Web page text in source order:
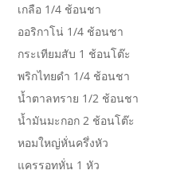
เกลือ 1/4 ช้อนชา
ออริกาโน่ 1/4 ช้อนชา
กระเทียมสับ 1 ช้อนโต๊ะ
พริกไทยดำ 1/4 ช้อนชา
น้ำตาลทราย 1/2 ช้อนชา
น้ำมันมะกอก 2 ช้อนโต๊ะ
หอมใหญ่หั่นครึ่งหัว
แครรอทหั่น 1 หัว